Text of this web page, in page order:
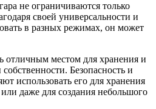
не ограничиваются только
своей универсальности и
в разных режимах, он может
отличным местом для хранения и
Безопасность и
использовать его для хранения
даже для создания небольшого